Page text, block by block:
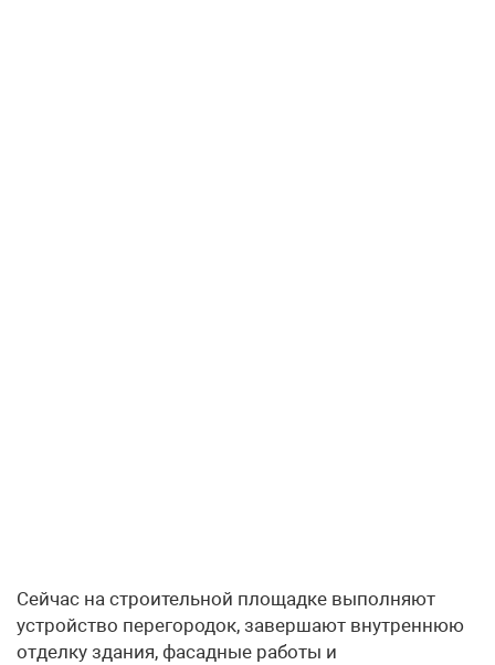
Сейчас на строительной площадке выполняют
устройство перегородок, завершают внутреннюю
отделку здания, фасадные работы и